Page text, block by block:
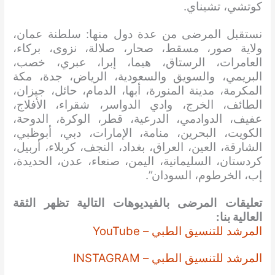
كوتشي، تشيناي.
نستقبل المرضى من عدة دول منها: سلطنة عمان،
ولاية صور، مسقط، صحار، صلالة، نزوى، بركاء،
العامرات، الرستاق، هيما، إبرا، عبري، خصب،
البريمي، والسويق والسعودية، الرياض، جدة، مكة
المكرمة، مدينة المنورة، أبها، الدمام، حائل، جيزان،
الطائف، الخرج، وادي الدواسر، شقراء، الأفلاج،
عفيف، الدوادمي، الدرعية، قطر، الوكرة، الدوحة،
الكويت، البحرين، منامة، الإمارات، دبي، أبوظبي،
الشارقة، العين، العراق، بغداد، النجف، كربلاء، أربيل،
كردستان، السليمانية، اليمن، صنعاء، عدن، الحديدة،
إب، الخرطوم، السودان”.
تعليقات المرضى بالفيديوهات التالية تظهر الثقة
العالية بنا:
المرشد للتنسيق الطبي – YouTube
المرشد للتنسيق الطبي – INSTAGRAM